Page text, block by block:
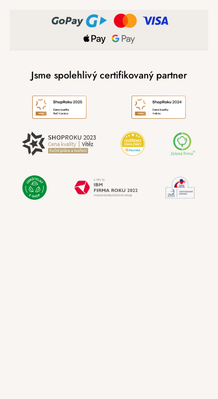
Jsme spolehlivý certifikovaný partner